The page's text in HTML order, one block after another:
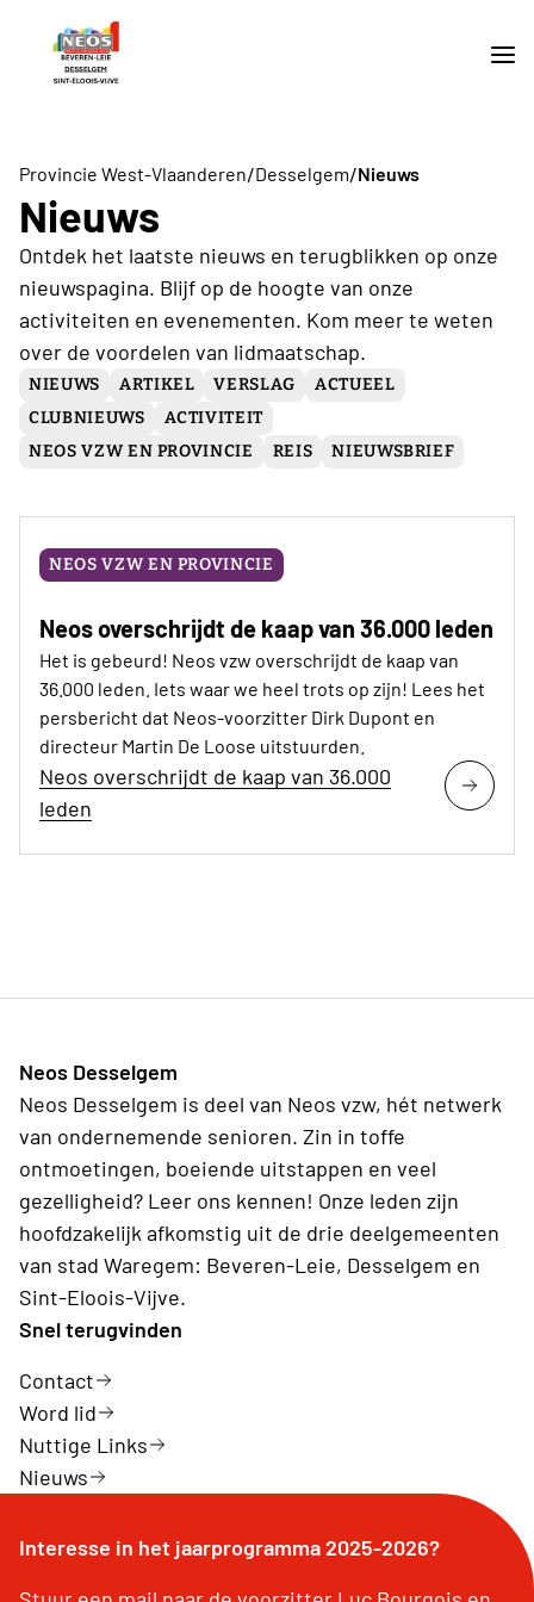
Provincie West-Vlaanderen/Desselgem/Nieuws
Nieuws
Ontdek het laatste nieuws en terugblikken op onze
nieuwspagina. Blijf op de hoogte van onze
activiteiten en evenementen. Kom meer te weten
over de voordelen van lidmaatschap.
NIEUWS ARTIKEL VERSLAG
ACTUEEL
CLUBNIEUWS
ACTIVITEIT
NEOS VZW EN PROVINCIE
REIS NIEUWSBRIEF
NEOS VZW EN PROVINCIE
Neos overschrijdt de kaap van 36.000 leden
Het is gebeurd! Neos vzw overschrijdt de kaap van
36.000 leden. Iets waar we heel trots op zijn! Lees het
persbericht dat Neos-voorzitter Dirk Dupont en
directeur Martin De Loose uitstuurden.
Neos overschrijdt de kaap van 36.000
leden
Neos Desselgem
Neos Desselgem is deel van Neos vzw, hét netwerk
van ondernemende senioren. Zin in toffe
ontmoetingen, boeiende uitstappen en veel
gezelligheid? Leer ons kennen! Onze leden zijn
hoofdzakelijk afkomstig uit de drie deelgemeenten
van stad Waregem: Beveren-Leie, Desselgem en
Sint-Eloois-Vijve.
Snel terugvinden
Contact
Word lid
Nuttige Links
Nieuws
Interesse in het jaarprogramma 2025-2026?